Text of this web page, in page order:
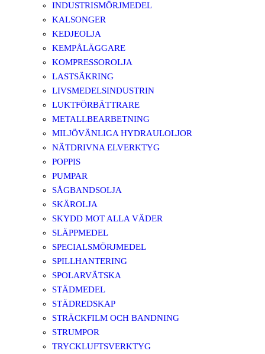
INDUSTRISMÖRJMEDEL
KALSONGER
KEDJEOLJA
KEMPÅLÄGGARE
KOMPRESSOROLJA
LASTSÄKRING
LIVSMEDELSINDUSTRIN
LUKTFÖRBÄTTRARE
METALLBEARBETNING
MILJÖVÄNLIGA HYDRAULOLJOR
NÄTDRIVNA ELVERKTYG
POPPIS
PUMPAR
SÅGBANDSOLJA
SKÄROLJA
SKYDD MOT ALLA VÄDER
SLÄPPMEDEL
SPECIALSMÖRJMEDEL
SPILLHANTERING
SPOLARVÄTSKA
STÄDMEDEL
STÄDREDSKAP
STRÄCKFILM OCH BANDNING
STRUMPOR
TRYCKLUFTSVERKTYG